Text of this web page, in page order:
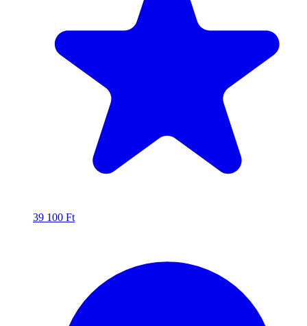
39 100 Ft